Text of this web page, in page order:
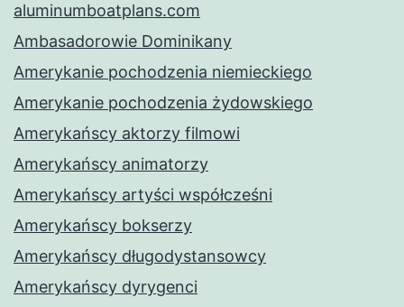
aluminumboatplans.com
Ambasadorowie Dominikany
Amerykanie pochodzenia niemieckiego
Amerykanie pochodzenia żydowskiego
Amerykańscy aktorzy filmowi
Amerykańscy animatorzy
Amerykańscy artyści współcześni
Amerykańscy bokserzy
Amerykańscy długodystansowcy
Amerykańscy dyrygenci